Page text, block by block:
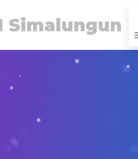
Simalungun